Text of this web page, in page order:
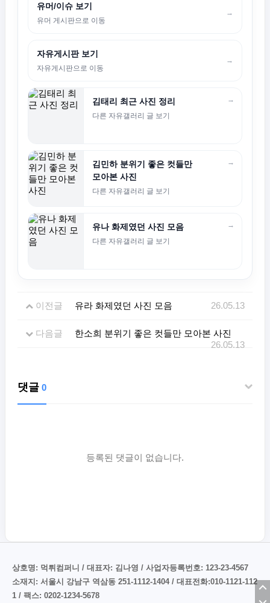
유머/이슈 보기
유머 게시판으로 이동
→
자유게시판 보기
자유게시판으로 이동
→
김태리 최근 사진 정리
다른 자유갤러리 글 보기
→
김민하 분위기 좋은 컷들만
모아본 사진
다른 자유갤러리 글 보기
→
유나 화제였던 사진 모음
다른 자유갤러리 글 보기
→
이전글 유라 화제였던 사진 모음 26.05.13
다음글
한소희 분위기 좋은 컷들만 모아본 사진
26.05.13
댓글 0
등록된 댓글이 없습니다.
상호명: 먹튀컴퍼니 / 대표자: 김나영 / 사업자등록번호: 123-23-4567
소재지: 서울시 강남구 역삼동 251-1112-1404 / 대표전화:010-1121-112
1 / 팩스: 0202-1234-5678